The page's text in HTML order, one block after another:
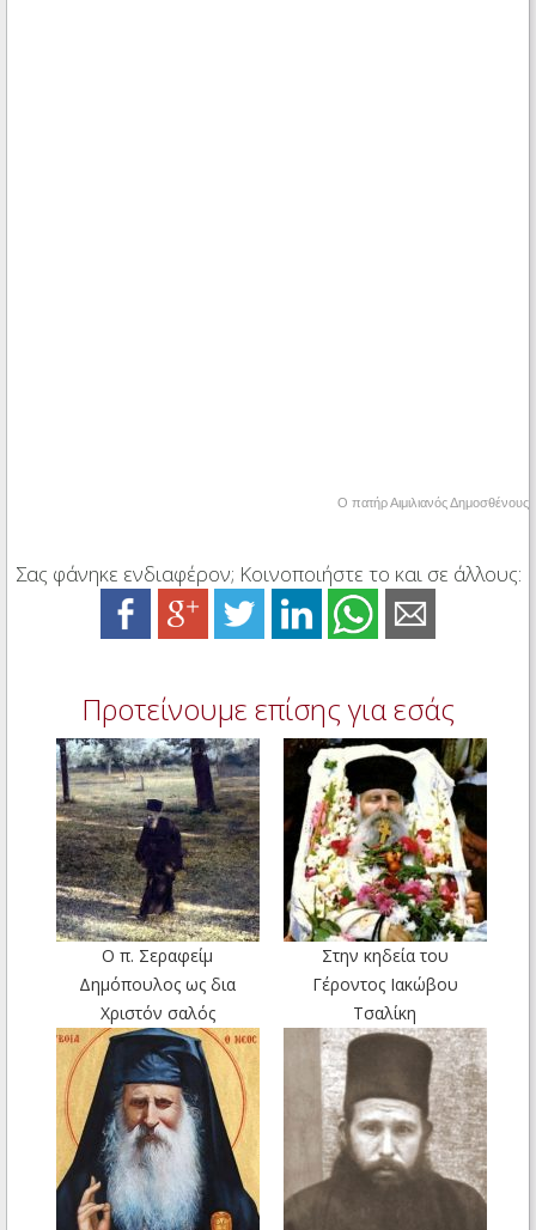
Ο πατήρ Αιμιλιανός Δημοσθένους
Σας φάνηκε ενδιαφέρον; Κοινοποιήστε το και σε άλλους:
Προτείνουμε επίσης για εσάς
Ο π. Σεραφείμ
Δημόπουλος ως δια
Χριστόν σαλός
Στην κηδεία του
Γέροντος Ιακώβου
Τσαλίκη